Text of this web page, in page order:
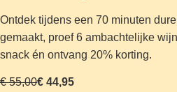
Ontdek tijdens een 70 minuten
gemaakt, proef 6 ambachtelijke
snack én ontvang 20% korting.
€ 55,00€ 44,95